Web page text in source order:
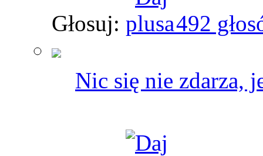
Głosuj: 492
Nic się nie zdarza,